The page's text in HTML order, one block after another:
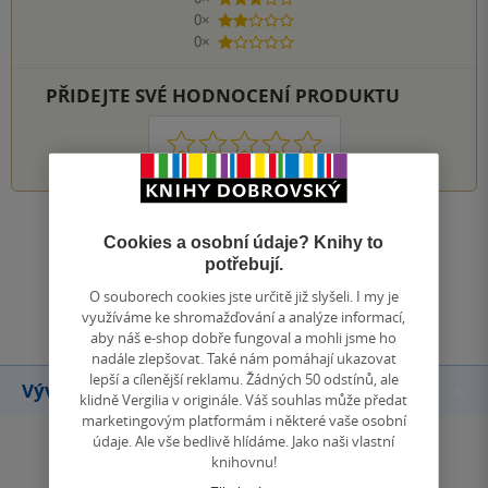
0×
2 hvězdičky
0×
1 hvezdička
PŘIDEJTE SVÉ HODNOCENÍ PRODUKTU
1 2 3 4 5
Zobrazit všechna hodnocení
Přidat hodnocení
Vývoj ceny
Cookies a osobní údaje? Knihy to
potřebují.
O souborech cookies jste určitě již slyšeli. I my je
využíváme ke shromažďování a analýze informací,
aby náš e-shop dobře fungoval a mohli jsme ho
nadále zlepšovat. Také nám pomáhají ukazovat
lepší a cílenější reklamu. Žádných 50 odstínů, ale
klidně Vergilia v originále. Váš souhlas může předat
marketingovým platformám i některé vaše osobní
údaje. Ale vše bedlivě hlídáme. Jako naši vlastní
knihovnu!